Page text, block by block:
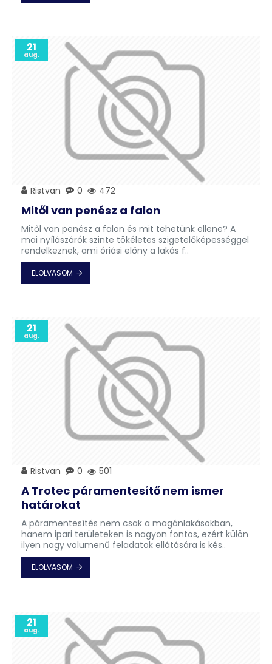
21
aug.
Ristvan 0 472
Mitől van penész a falon
Mitől van penész a falon és mit tehetünk ellene? A
mai nyílászárók szinte tökéletes szigetelőképességgel
rendelkeznek, ami óriási előny a lakás f..
ELOLVASOM
21
aug.
Ristvan 0 501
A Trotec páramentesítő nem ismer
határokat
A páramentesítés nem csak a magánlakásokban,
hanem ipari területeken is nagyon fontos, ezért külön
ilyen nagy volumenű feladatok ellátására is kés..
ELOLVASOM
21
aug.